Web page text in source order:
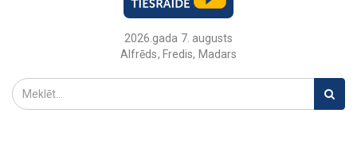
2026.gada 7. augusts
Alfrēds, Fredis, Madars